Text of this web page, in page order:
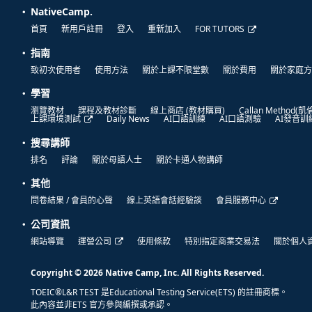
NativeCamp.
首頁 新用戶註冊 登入 重新加入 FOR TUTORS
指南
致初次使用者 使用方法 關於上課不限堂數 關於費用 關於家庭
學習
瀏覽教材 課程及教材診斷 線上商店 (教材購買) Callan Method(凱
上課環境測試 Daily News AI口語訓練 AI口語測驗 AI發音訓
搜尋講師
排名 評論 關於母語人士 關於卡通人物講師
其他
問卷結果 / 會員的心聲 線上英語會話經驗談 會員服務中心
公司資訊
網站導覽 運營公司 使用條款 特別指定商業交易法 關於個人
Copyright © 2026 Native Camp, Inc. All Rights Reserved.
TOEIC®L&R TEST 是Educational Testing Service(ETS) 的註冊商標。
此內容並非ETS 官方參與編撰或承認。